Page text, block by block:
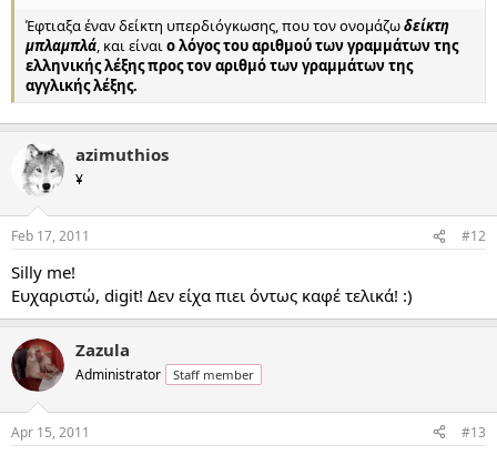
Έφτιαξα έναν δείκτη υπερδιόγκωσης, που τον ονομάζωδείκτη
μπλαμπλά, και είναιο λόγος του αριθμού των γραμμάτων της
ελληνικής λέξης προς τον αριθμό των γραμμάτων της
αγγλικής λέξης.
azimuthios
¥
Feb 17, 2011 #12
Silly me!
Ευχαριστώ, digit! Δεν είχα πιει όντως καφέ τελικά! :)
Zazula
Administrator Staff member
Apr 15, 2011 #13